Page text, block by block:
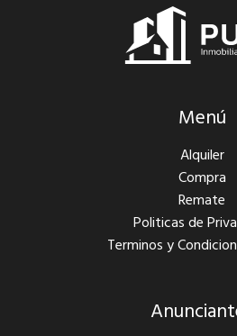
Menú
Alquiler
Compra
Remate
Politicas de
Terminos y